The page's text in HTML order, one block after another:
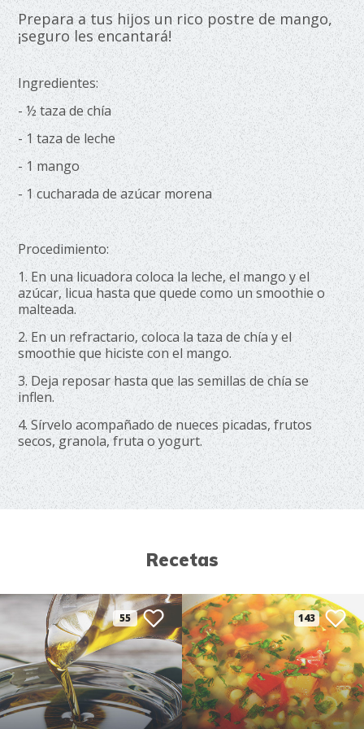
Prepara a tus hijos un rico postre de mango,
¡seguro les encantará!
Ingredientes:
- ½ taza de chía
- 1 taza de leche
- 1 mango
- 1 cucharada de azúcar morena
Procedimiento:
1. En una licuadora coloca la leche, el mango y el
azúcar, licua hasta que quede como un smoothie o
malteada.
2. En un refractario, coloca la taza de chía y el
smoothie que hiciste con el mango.
3. Deja reposar hasta que las semillas de chía se
inflen.
4. Sírvelo acompañado de nueces picadas, frutos
secos, granola, fruta o yogurt.
Recetas
55 143